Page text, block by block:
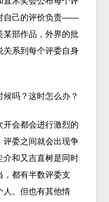
自己的评价负责——
某部作品，外界的批
关系到每个评委自身
吗？这时怎么办？
开会都会进行激烈的
评委之间就会出现争
介和又吉直树是同时
，都有半数评委支
人。但也有其他情